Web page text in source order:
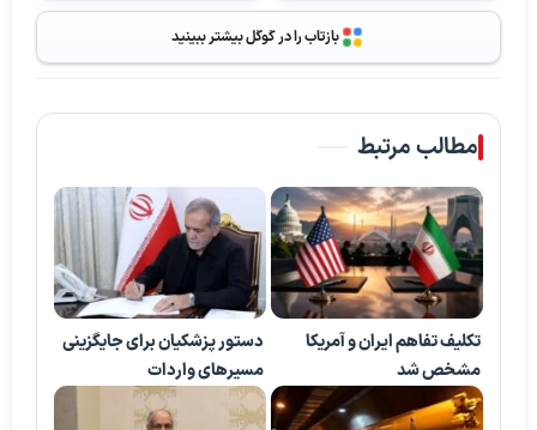
بازتاب را در گوگل بیشتر ببینید
مطالب مرتبط
تکلیف تفاهم ایران و آمریکا
مشخص شد
دستور پزشکیان برای جایگزینی
مسیرهای واردات